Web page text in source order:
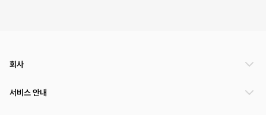
회사
서비스 안내